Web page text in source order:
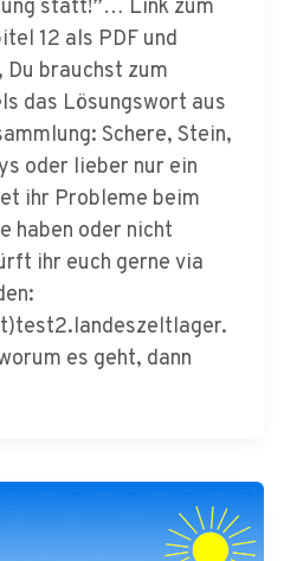
brauchst zum
das Lösungswort aus
Schere, Stein,
oder lieber nur ein
ihr Probleme beim
haben oder nicht
ihr euch gerne via
es geht, dann